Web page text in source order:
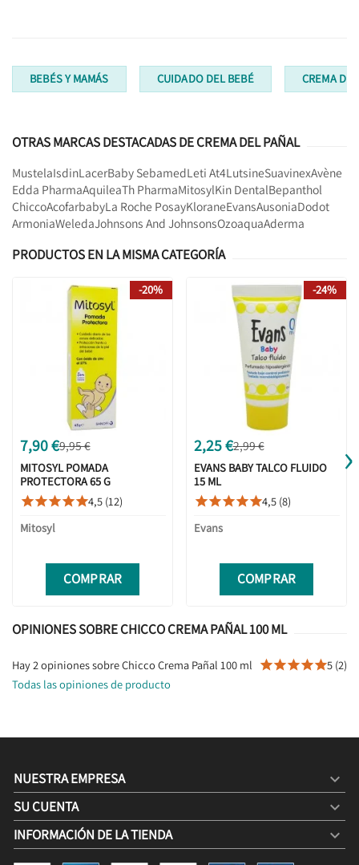
BEBÉS Y MAMÁS CUIDADO DEL BEBÉ CREMA
OTRAS MARCAS DESTACADAS DE CREMA DEL PAÑAL
MustelaIsdinLacerBaby SebamedLeti At4LutsineSuavinexAvène
Edda PharmaAquileaTh PharmaMitosylKin DentalBepanthol
ChiccoAcofarbabyLa Roche PosayKloraneEvansAusoniaDodot
ArmoniaWeledaJohnsons And JohnsonsOzoaquaAderma
PRODUCTOS EN LA MISMA CATEGORÍA
7,90 €9,95 €
MITOSYL POMADA
PROTECTORA 65 G
4,5 (12)
Mitosyl
COMPRAR
-20%
2,25 €2,99 €
EVANS BABY TALCO FLUIDO
15 ML
4,5 (8)
Evans
COMPRAR
-24%
›
OPINIONES SOBRE CHICCO CREMA PAÑAL 100 ML
Hay 2 opiniones sobre Chicco Crema Pañal 100 ml 5 (2)
Todas las opiniones de producto
NUESTRA EMPRESA 
SU CUENTA 
INFORMACIÓN DE LA TIENDA keyboard_arrow_down